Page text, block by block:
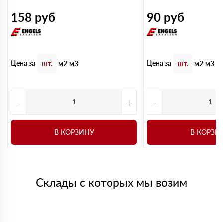
158 руб
Цена за шт. м2 м3
- +
В КОРЗИНУ
90 руб
Цена за шт. м2 м3
-
В
Склады с которых мы возим